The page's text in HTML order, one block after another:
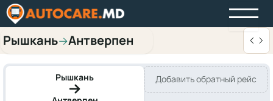
Рышкань→Антверпен
Рышкань Добавить обратный рейс